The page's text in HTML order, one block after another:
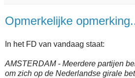
Opmerkelijke
In het FD van vandaag staat:
AMSTERDAM - Meerdere partijen
om zich op de Nederlandse girale